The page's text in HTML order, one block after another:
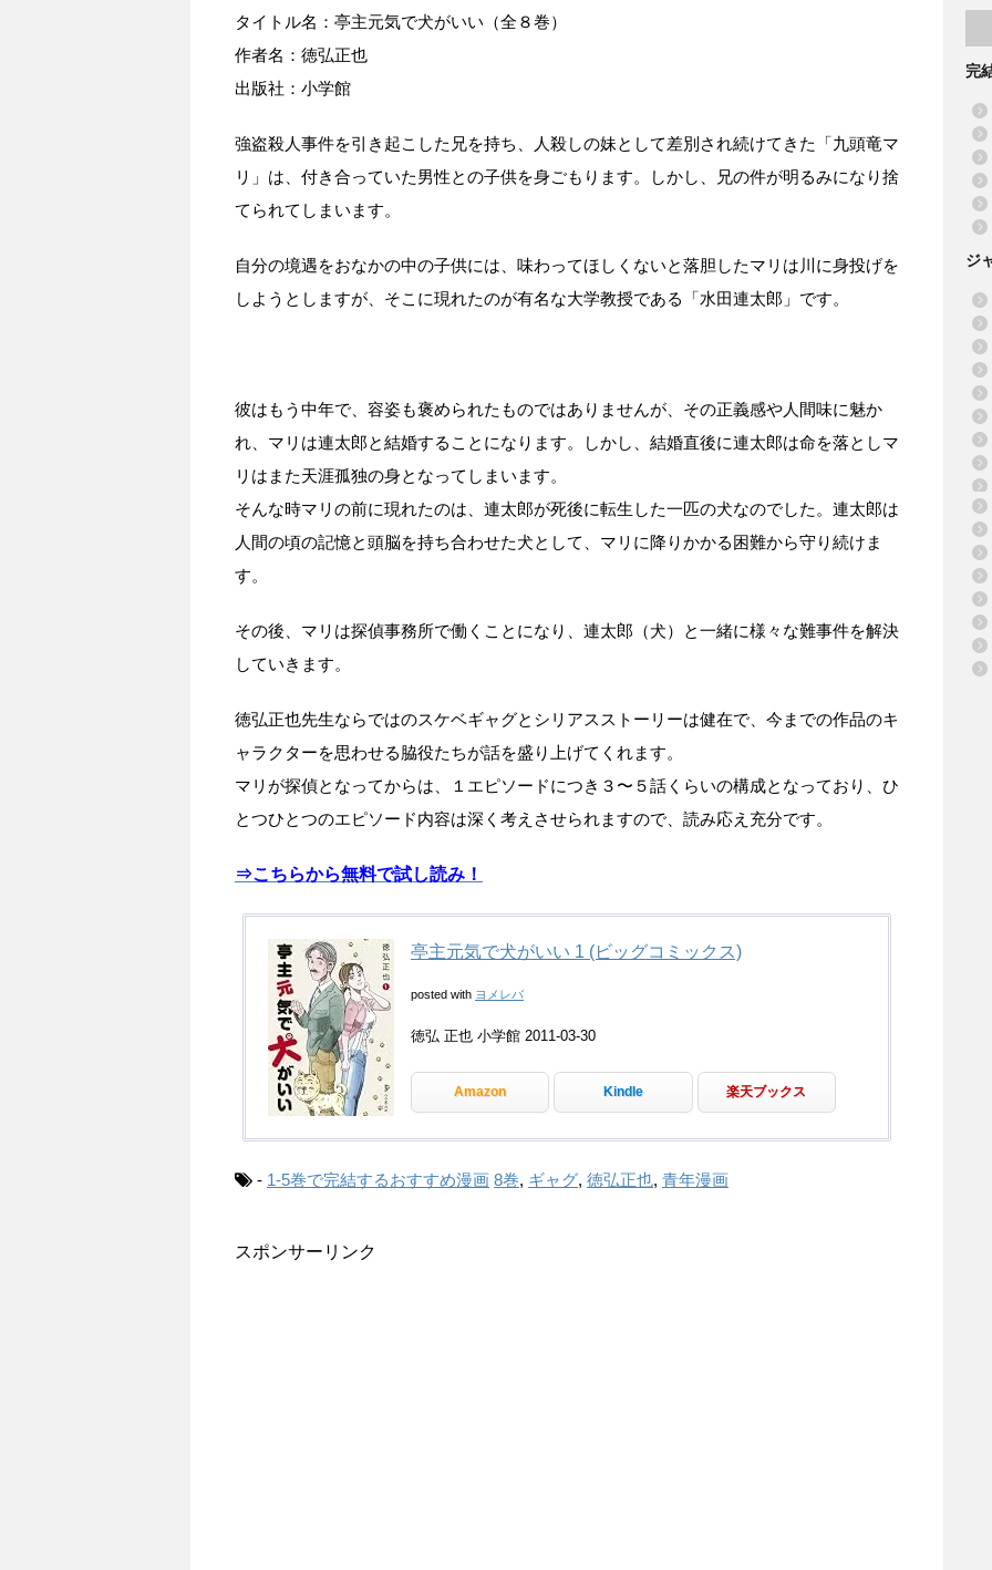
タイトル名：亭主元気で犬がいい（全８巻）
作者名：徳弘正也
出版社：小学館
強盗殺人事件を引き起こした兄を持ち、人殺しの妹として差別され続けてきた「九頭竜マ
リ」は、付き合っていた男性との子供を身ごもります。しかし、兄の件が明るみになり捨
てられてしまいます。
自分の境遇をおなかの中の子供には、味わってほしくないと落胆したマリは川に身投げを
しようとしますが、そこに現れたのが有名な大学教授である「水田連太郎」です。
彼はもう中年で、容姿も褒められたものではありませんが、その正義感や人間味に魅か
れ、マリは連太郎と結婚することになります。しかし、結婚直後に連太郎は命を落としマ
リはまた天涯孤独の身となってしまいます。
そんな時マリの前に現れたのは、連太郎が死後に転生した一匹の犬なのでした。連太郎は
人間の頃の記憶と頭脳を持ち合わせた犬として、マリに降りかかる困難から守り続けま
す。
その後、マリは探偵事務所で働くことになり、連太郎（犬）と一緒に様々な難事件を解決
していきます。
徳弘正也先生ならではのスケベギャグとシリアスストーリーは健在で、今までの作品のキ
ャラクターを思わせる脇役たちが話を盛り上げてくれます。
マリが探偵となってからは、１エピソードにつき３〜５話くらいの構成となっており、ひ
とつひとつのエピソード内容は深く考えさせられますので、読み応え充分です。
⇒こちらから無料で試し読み！
亭主元気で犬がいい 1 (ビッグコミックス)
posted with ヨメレバ
徳弘 正也 小学館 2011-03-30
Amazon Kindle 楽天ブックス
- 1-5巻で完結するおすすめ漫画 8巻, ギャグ, 徳弘正也, 青年漫画
スポンサーリンク
完
ジ